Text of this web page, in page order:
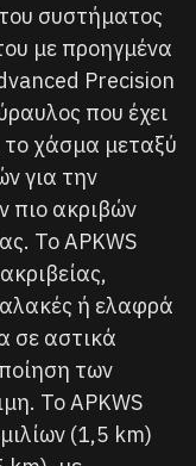
συστήματος
με προηγμένα
Precision
που έχει
το χάσμα μεταξύ
για την
πιο ακριβών
Το APKWS
ή ελαφρά
σε αστικά
των
Το APKWS
(1,5 km)